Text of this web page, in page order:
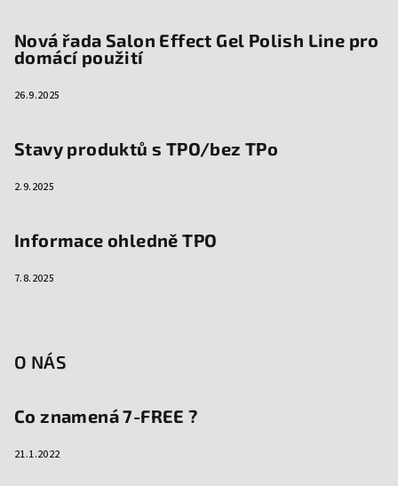
Nová řada Salon Effect Gel Polish Line pro
domácí použití
26.9.2025
Stavy produktů s TPO/bez TPo
2.9.2025
Informace ohledně TPO
7.8.2025
O NÁS
Co znamená 7-FREE ?
21.1.2022